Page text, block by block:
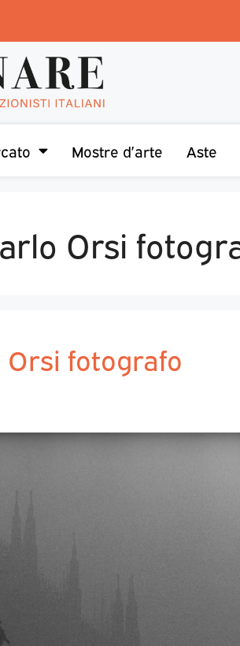
Mostre d’arte Aste
Orsi
fotografo